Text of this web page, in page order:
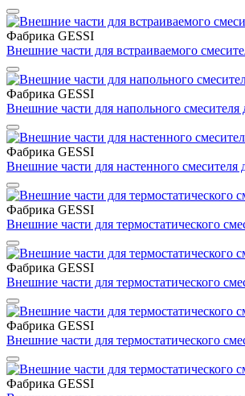
Фабрика GESSI
Внешние части для встраиваемого
Фабрика GESSI
Внешние части для напольного
Фабрика GESSI
Внешние части для настенного смесителя
Фабрика GESSI
Внешние части для термостатического
Фабрика GESSI
Внешние части для термостатического
Фабрика GESSI
Внешние части для термостатического
Фабрика GESSI